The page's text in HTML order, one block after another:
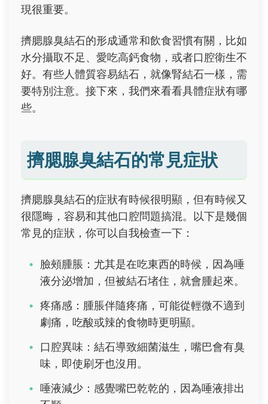
現很重要。
擠腮腺臭結石的形成通常和飲食習慣有關，比如
水分攝取不足、愛吃高鈣食物，或者口腔衛生不
好。有些人體質容易結石，就像腎結石一樣，需
要特別注意。接下來，我們來看看具體症狀有哪
些。
擠腮腺臭結石的常見症狀
擠腮腺臭結石的症狀有時候很明顯，但有時候又
很隱晦，容易和其他口腔問題搞混。以下是幾個
常見的症狀，你可以自我檢查一下：
臉頰腫脹：尤其是在吃東西的時候，因為唾
液分泌增加，但被結石堵住，就會腫起來。
疼痛感：腫脹伴隨疼痛，可能從輕微不適到
劇痛，吃酸或辣的食物時更明顯。
口腔異味：結石導致細菌滋生，嘴巴會有臭
味，即使刷牙也沒用。
唾液減少：感覺嘴巴乾乾的，因為唾液排出